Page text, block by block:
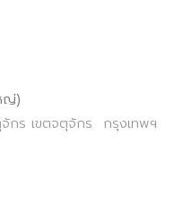
ญ่)
กร เขตจตุจักร กรุงเทพฯ